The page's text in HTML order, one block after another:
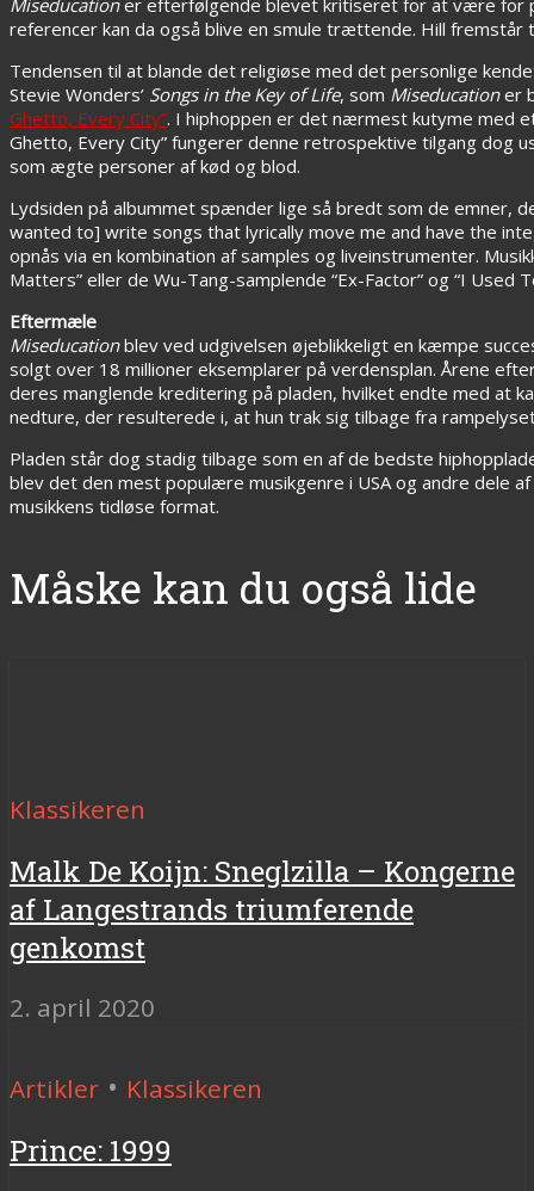
referencer kan da også blive en smule trættende. Hill
Tendensen til at blande det religiøse med det personlige
Stevie Wonders’ Songs in the Key of Life, som Miseducationer
Ghetto, Every City”. I hiphoppen er det nærmest kutyme med
Ghetto, Every City” fungerer denne retrospektive tilgang dog
som ægte personer af kød og blod.
Lydsiden på albummet spænder lige så bredt som de emner,
wanted to] write songs that lyrically move me and have the
opnås via en kombination af samples og liveinstrumenter.
Matters” eller de Wu-Tang-samplende “Ex-Factor” og “I Used
Eftermæle
Miseducationblev ved udgivelsen øjeblikkeligt en kæmpe
solgt over 18 millioner eksemplarer på verdensplan. Årene
deres manglende kreditering på pladen, hvilket endte med at
nedture, der resulterede i, at hun trak sig tilbage fra
Pladen står dog stadig tilbage som en af de bedste
blev det den mest populære musikgenre i USA og andre dele
musikkens tidløse format.
Måske kan du også lide
Klassikeren
Malk De Koijn: Sneglzilla – Kongerne
af Langestrands triumferende
genkomst
2. april 2020
Artikler • Klassikeren
Prince: 1999